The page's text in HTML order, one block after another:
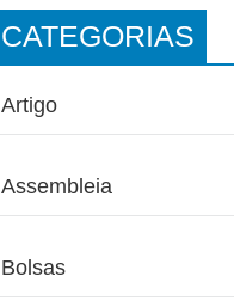
CATEGORIAS
Artigo
Assembleia
Bolsas